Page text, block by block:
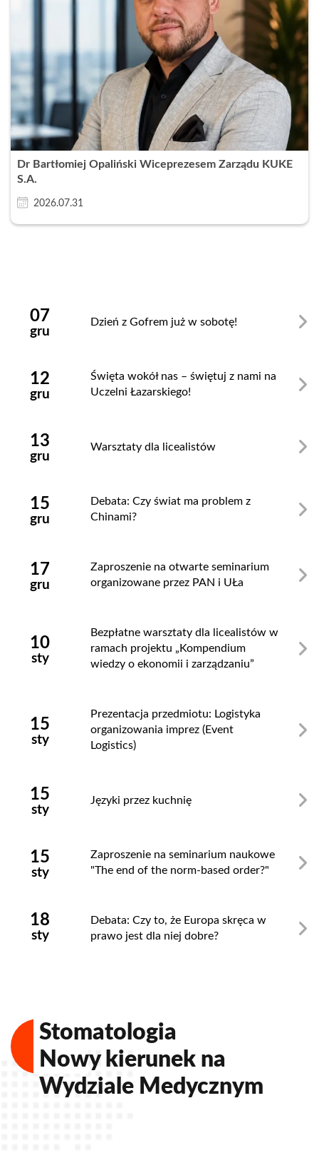
Dr Bartłomiej Opaliński Wiceprezesem Zarządu KUKE
S.A.
2026.07.31
07
gru
Dzień z Gofrem już w sobotę!
12
gru
Święta wokół nas – świętuj z nami na
Uczelni Łazarskiego!
13
gru
Warsztaty dla licealistów
15
gru
Debata: Czy świat ma problem z
Chinami?
17
gru
Zaproszenie na otwarte seminarium
organizowane przez PAN i UŁa
10
sty
Bezpłatne warsztaty dla licealistów w
ramach projektu „Kompendium
wiedzy o ekonomii i zarządzaniu”
15
sty
Prezentacja przedmiotu: Logistyka
organizowania imprez (Event
Logistics)
15
sty
Języki przez kuchnię
15
sty
Zaproszenie na seminarium naukowe
"The end of the norm-based order?"
18
sty
Debata: Czy to, że Europa skręca w
prawo jest dla niej dobre?
Stomatologia
Nowy kierunek na
Wydziale Medycznym